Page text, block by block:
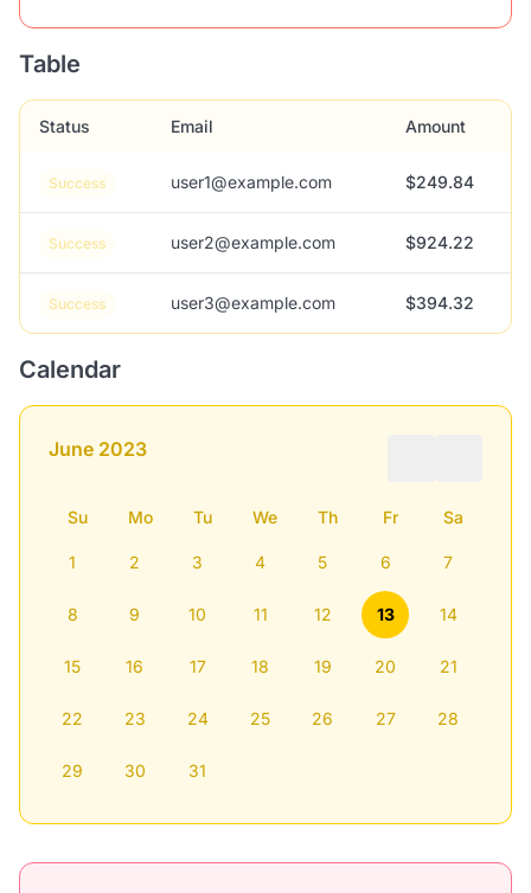
Table
Status Email Amount
Success user1@example.com $249.84
Success user2@example.com $924.22
Success user3@example.com $394.32
Calendar
June 2023
Su Mo Tu We Th Fr Sa
1 2 3 4 5 6 7
8 9 10 11 12 13 14
15 16 17 18 19 20 21
22 23 24 25 26 27 28
29 30 31